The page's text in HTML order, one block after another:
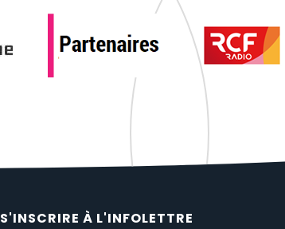
S'INSCRIRE À L'INFOLETTRE